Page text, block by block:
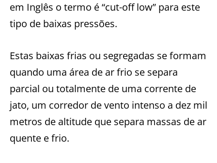
em Inglês o termo é “cut-off low” para este
tipo de baixas pressões.
Estas baixas frias ou segregadas se formam
quando uma área de ar frio se separa
parcial ou totalmente de uma corrente de
jato, um corredor de vento intenso a dez mil
metros de altitude que separa massas de ar
quente e frio.